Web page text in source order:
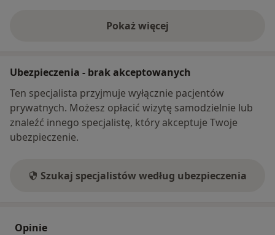
Pokaż więcej
o adresie
Ubezpieczenia - brak akceptowanych
Ten specjalista przyjmuje wyłącznie pacjentów
prywatnych. Możesz opłacić wizytę samodzielnie lub
znaleźć innego specjalistę, który akceptuje Twoje
ubezpieczenie.
Szukaj specjalistów według ubezpieczenia
Opinie